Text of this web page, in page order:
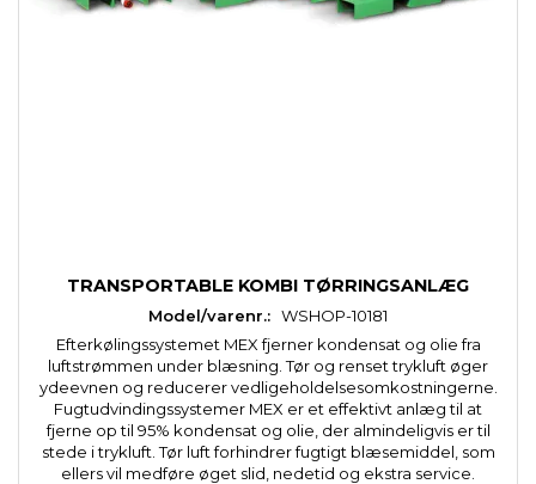
TRANSPORTABLE KOMBI TØRRINGSANLÆG
Model/varenr.: WSHOP-10181
Efterkølingssystemet MEX fjerner kondensat og olie fra
luftstrømmen under blæsning. Tør og renset trykluft øger
ydeevnen og reducerer vedligeholdelsesomkostningerne.
Fugtudvindingssystemer MEX er et effektivt anlæg til at
fjerne op til 95% kondensat og olie, der almindeligvis er til
stede i trykluft. Tør luft forhindrer fugtigt blæsemiddel, som
ellers vil medføre øget slid, nedetid og ekstra service.